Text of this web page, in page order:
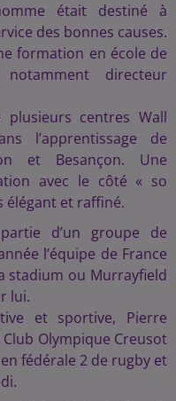
était destiné à
des bonnes causes.
formation en école de
directeur
centres Wall
l’apprentissage de
et Besançon. Une
avec le côté « so
élégant et raffiné.
d’un groupe de
l’équipe de France
stadium ou Murrayfield
lui.
et sportive, Pierre
Olympique Creusot
fédérale 2 de rugby et